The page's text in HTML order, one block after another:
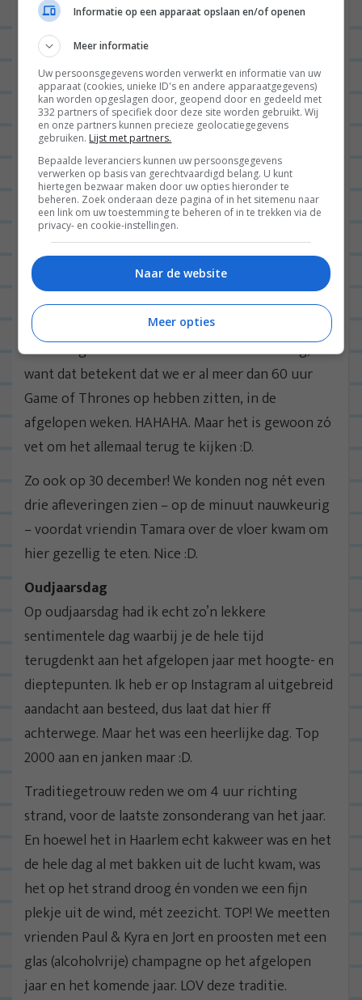
Game of Thrones marathons (in meervoud)
En daarna stonden er wat dagen in het teken van
Game of Thrones. Of nou ja dagen… vrije uren.
Haha. Overal waar Jan en ik een uurtje samen vrij
konden vinden, hebben we de tv aangezet, de
gordijnen dichtgedaan en snel even een aflevering
gekeken van Game of Thrones. We zijn inmiddels
halverwege seizoen 6 en dat is echt schandalig,
want dat betekent dat we er al meer dan 60 uur
Game of Thrones op hebben zitten, in de
afgelopen weken. HAHAHA. Maar het is gewoon zó
vet om het allemaal terug te kijken :D.
Zo ook op 30 december! We konden nog nét even
drie afleveringen zien – op de minuut nauwkeurig
– voordat vriendin Tamara over de vloer kwam om
hier gezellig te eten. Nice :D.
Oudjaarsdag
Op oudjaarsdag had ik echt zo’n lekkere
sentimentele dag waarbij je de hele tijd
terugdenkt aan het afgelopen jaar met hoogte- en
dieptepunten. Ik heb er op Instagram al uitgebreid
aandacht aan besteed, dus laat dat hier ff
achterwege. Maar het was een heerlijke dag. Top
2000 aan en janken maar :D.
Traditiegetrouw reden we om 4 uur richting
strand, voor de laatste zonsonderang van het jaar.
En hoewel het in Haarlem echt kakweer was en het
de hele dag al met bakken uit de lucht kwam, was
het op het strand droog én vonden we een fijn
plekje uit de wind, mét zeezicht. TOP! We meetten
vrienden Paul & Kyra en Jort en proosten met een
glas (alcoholvrije) champagne op het afgelopen
jaar en het komende jaar. LOV deze traditie.
Informatie op een apparaat opslaan en/of openen
Meer informatie
Uw persoonsgegevens worden verwerkt en informatie van uw
apparaat (cookies, unieke ID's en andere apparaatgegevens)
kan worden opgeslagen door, geopend door en gedeeld met
332 partners of specifiek door deze site worden gebruikt. Wij
en onze partners kunnen precieze geolocatiegegevens
gebruiken. Lijst met partners.
Bepaalde leveranciers kunnen uw persoonsgegevens
verwerken op basis van gerechtvaardigd belang. U kunt
hiertegen bezwaar maken door uw opties hieronder te
beheren. Zoek onderaan deze pagina of in het sitemenu naar
een link om uw toestemming te beheren of in te trekken via de
privacy- en cookie-instellingen.
Naar de website
Meer opties